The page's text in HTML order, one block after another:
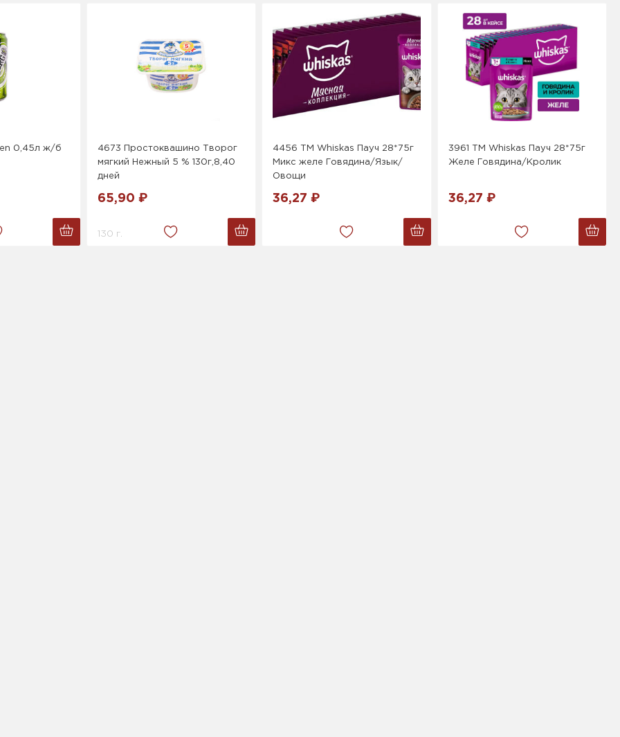
0,45л ж/б
4673 Простоквашино Творог
мягкий Нежный 5 % 130г,8,40
дней
65,90 ₽
130 г.
4456 ТМ Whiskas Пауч 28*75г
Микс желе Говядина/Язык/
Овощи
36,27 ₽
3961 ТМ Whiskas Пауч 28*75г
Желе Говядина/Кролик
36,27 ₽